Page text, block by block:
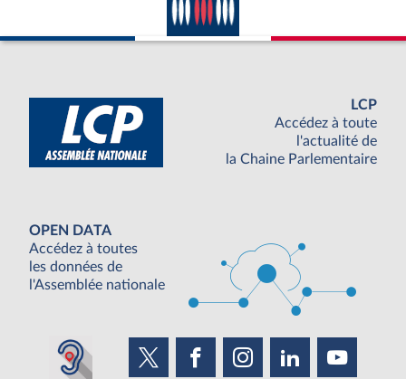
LCP
Accédez à toute
l'actualité de
la Chaine Parlementaire
OPEN DATA
Accédez à toutes
les données de
l'Assemblée nationale